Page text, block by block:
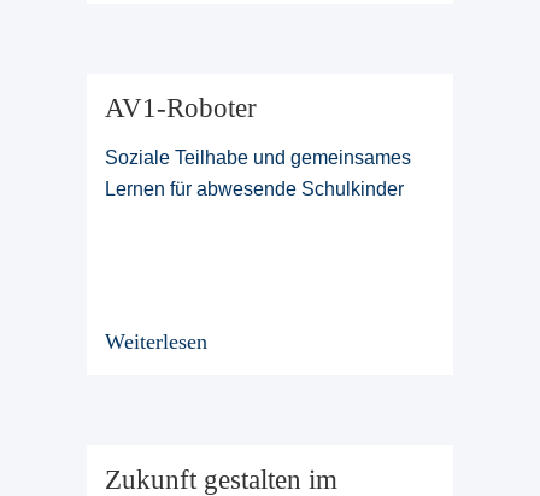
AV1-Roboter
Soziale Teilhabe und gemeinsames
Lernen für abwesende Schulkinder
Weiterlesen
Zukunft gestalten im